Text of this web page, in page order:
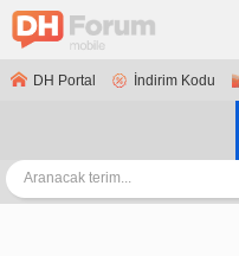
DH Portal İndirim Kodu